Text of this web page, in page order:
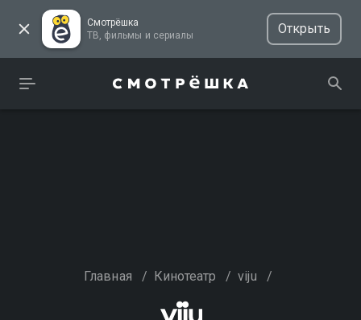
Смотрёшка
ТВ, фильмы и сериалы
Открыть
Главная / Кинотеатр / viju /